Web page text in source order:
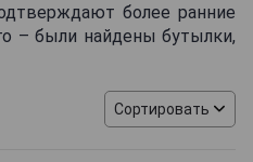
более ранние
– были найдены бутылки,
Несмотря на то, что
из стран с наибольшим
мировом рейтинге,
только развивается. Не
Сортировать